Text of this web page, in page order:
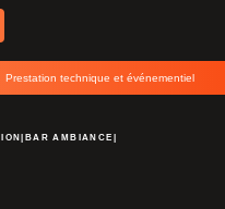
Prestation technique et événementiel
BAR AMBIANCE